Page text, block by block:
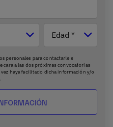
personales para contactarle e
cara a las dos próximas convocatorias
haya facilitado dicha información y/o
supresión, rectificación, oposición,
UNIE UNIVERSIDAD S.L - Apartado de
un email argpd@universidadunie.com
presentar una reclamación ante